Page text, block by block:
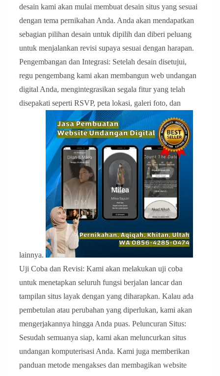
desain kami akan mulai membuat desain situs yang sesuai
dengan tema pernikahan Anda. Anda akan mendapatkan
sebagian pilihan desain untuk dipilih dan diberi peluang
untuk menjalankan revisi supaya sesuai dengan harapan.
Pengembangan dan Integrasi: Setelah desain disetujui,
regu pengembang kami akan membangun web undangan
digital Anda, mengintegrasikan segala fitur yang telah
disepakati seperti RSVP, peta lokasi, galeri foto, dan
lainnya.
Uji Coba dan Revisi: Kami akan melakukan uji coba
untuk menetapkan seluruh fungsi berjalan lancar dan
tampilan situs layak dengan yang diharapkan. Kalau ada
pembetulan atau perubahan yang diperlukan, kami akan
mengerjakannya hingga Anda puas. Peluncuran Situs:
Sesudah semuanya siap, kami akan meluncurkan situs
undangan komputerisasi Anda. Kami juga memberikan
panduan metode mengakses dan membagikan website